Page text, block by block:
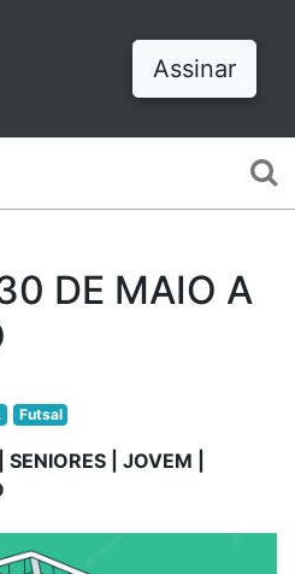
Assinar
DE MAIO A
Futsal
| JOVEM |